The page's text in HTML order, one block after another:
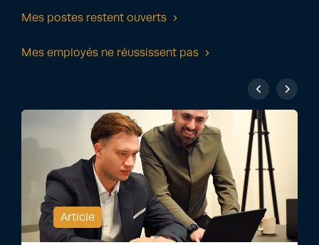
Mes postes restent ouverts
Mes employés ne réussissent pas
Article